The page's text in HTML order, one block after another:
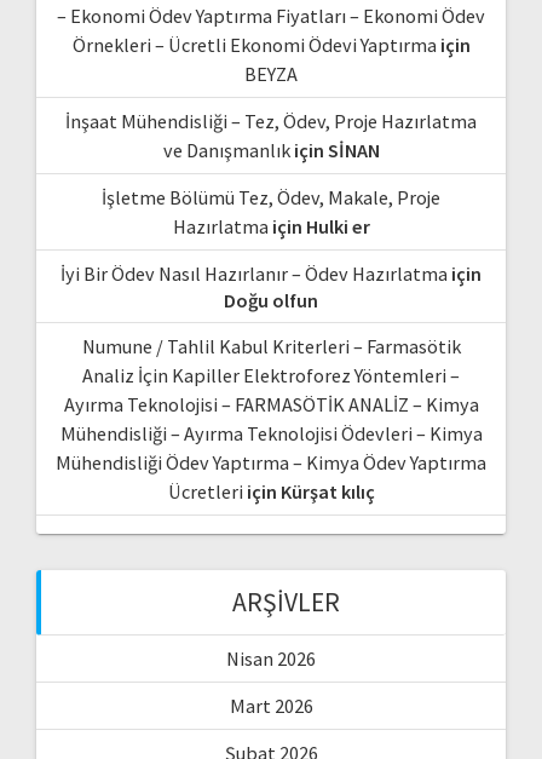
– Ekonomi Ödev Yaptırma Fiyatları – Ekonomi Ödev
Örnekleri – Ücretli Ekonomi Ödevi Yaptırma için
BEYZA
İnşaat Mühendisliği – Tez, Ödev, Proje Hazırlatma
ve Danışmanlıkiçin SİNAN
İşletme Bölümü Tez, Ödev, Makale, Proje
Hazırlatma için Hulki er
İyi Bir Ödev Nasıl Hazırlanır – Ödev Hazırlatma için
Doğu olfun
Numune / Tahlil Kabul Kriterleri – Farmasötik
Analiz İçin Kapiller Elektroforez Yöntemleri –
Ayırma Teknolojisi – FARMASÖTİK ANALİZ – Kimya
Mühendisliği – Ayırma Teknolojisi Ödevleri – Kimya
Mühendisliği Ödev Yaptırma – Kimya Ödev Yaptırma
Ücretleri için Kürşat kılıç
ARŞIVLER
Nisan 2026
Mart 2026
Şubat 2026